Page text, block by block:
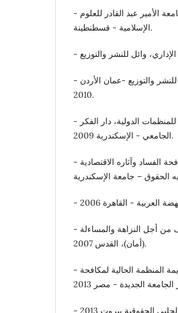
- بزار حليمة: منظمة الشفافية الدولية لمكافحة الفساد، جامعة الأمير عبد القادر للعلوم
الإسلامية - قسطنطينة.
- مجاهد محمد البريزات: الجريمة المنظمة، دار الثقافة للنشر والتوزيع -عمان الأردن
2010.
- جمال عبد الناصر مانع: التنظيم الدولي النظرية العامة للمنظمات الدولية، دار الفكر
الجامعي - الإسكندرية 2009.
- سوزان عادلي ناشد: دور منظمة الشفافية الدولية في مكافحة الفساد وآثاره الاقتصادية
- عبير مصلح: النزاهة والشفافية في مواجهة الفساد الائتلاف من أجل النزاهة والمساءلة
(أمان)، القدس 2007.
- عكرم عادل: المنظمة الدولية للشرطة الجنائية والجريمة المنظمة الحالية لمكافحة